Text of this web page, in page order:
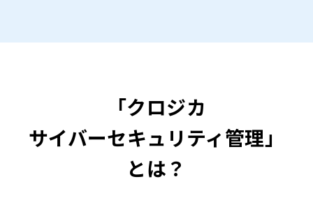
「クロジカ
サイバーセキュリティ管理」
とは？